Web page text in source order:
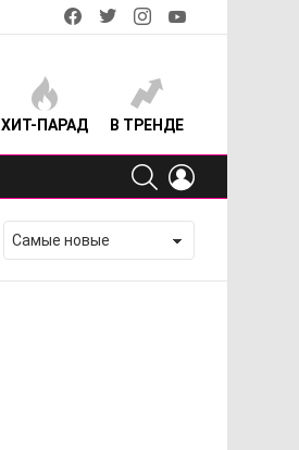
facebooktwitterinstagram
ХИТ-ПАРАД В ТРЕНДЕ
SEARCH